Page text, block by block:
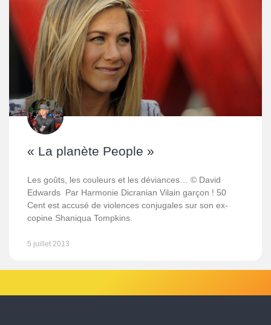
« La planète People »
Les goûts, les couleurs et les déviances… © David
Edwards Par Harmonie Dicranian Vilain garçon ! 50
Cent est accusé de violences conjugales sur son ex-
copine Shaniqua Tompkins.
5 juillet 2013